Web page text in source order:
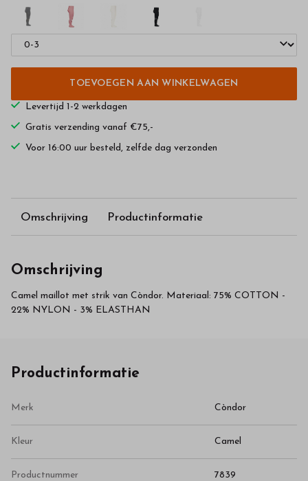
TOEVOEGEN AAN WINKELWAGEN
Levertijd 1-2 werkdagen
Gratis verzending vanaf €75,-
Voor 16:00 uur besteld, zelfde dag verzonden
Omschrijving Productinformatie
Omschrijving
Camel maillot met strik van Còndor. Materiaal: 75% COTTON -
22% NYLON - 3% ELASTHAN
Productinformatie
Merk Còndor
Kleur Camel
Productnummer 7839